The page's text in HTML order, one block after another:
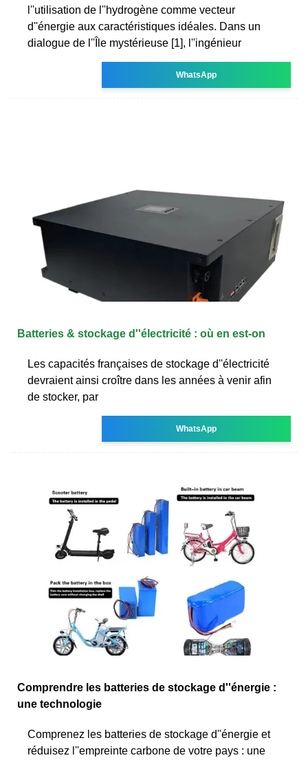
l''utilisation de l''hydrogène comme vecteur
d''énergie aux caractéristiques idéales. Dans un
dialogue de l''Île mystérieuse [1], l''ingénieur
WhatsApp
Batteries & stockage d''électricité : où en est-on
Les capacités françaises de stockage d''électricité
devraient ainsi croître dans les années à venir afin
de stocker, par
WhatsApp
Comprendre les batteries de stockage d''énergie :
une technologie
Comprenez les batteries de stockage d''énergie et
réduisez l''empreinte carbone de votre pays : une